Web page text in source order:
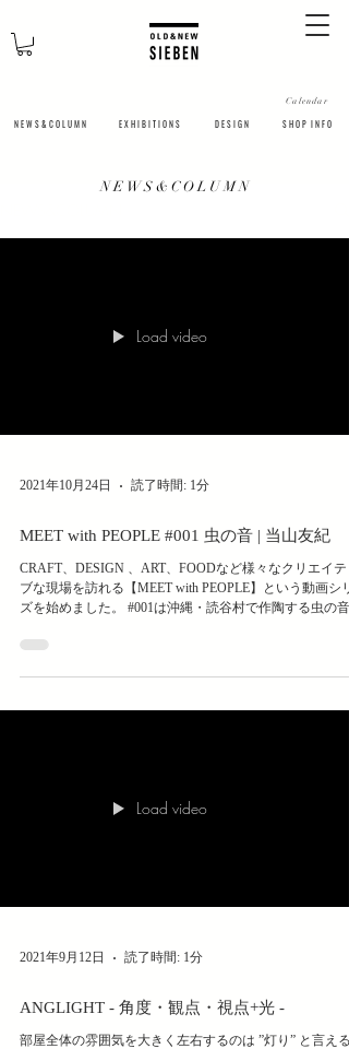
N E W S & C O L U M N
Calendar
​E X H I B I T I O N S D E S I G N S H O P I N F O
Load video
2021年10月24日 読了時間: 1分
MEET with PEOPLE #001 虫の音 | 当山友紀
CRAFT、DESIGN 、ART、FOODなど様々なクリエイテ
ブな現場を訪れる【MEET with PEOPLE】という動画シ
ズを始めました。 #001は沖縄・読谷村で作陶する虫の音
SHOP はこちら
Load video
2021年9月12日 読了時間: 1分
ANGLIGHT - 角度・観点・視点+光 -
部屋全体の雰囲気を大きく左右するのは ”灯り” と言える
​N E W S & C O L U M N